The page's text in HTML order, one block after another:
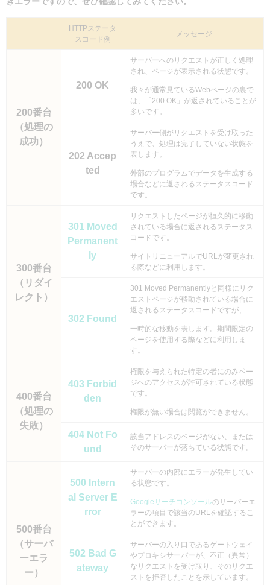
HTTPステータ
スコード例
メッセージ
200番台
（処理の
成功）
200 OK
サーバーへのリクエストが正しく処理
され、ページが表示される状態です。
我々が通常見ているWebページの裏で
は、「200 OK」が返されていることが
多いです。
202 Accep
ted
サーバー側がリクエストを受け取った
うえで、処理は完了していない状態を
表します。
外部のプログラムでデータを生成する
場合などに返されるステータスコード
です。
300番台
（リダイ
レクト）
301 Moved
Permanent
ly
リクエストしたページが恒久的に移動
されている場合に返されるステータス
コードです。
サイトリニューアルでURLが変更され
る際などに利用します。
302 Found
301 Moved Permanentlyと同様にリク
エストページが移動されている場合に
返されるステータスコードですが、
一時的な移動を表します。期間限定の
ページを使用する際などに利用しま
す。
400番台
（処理の
失敗）
403 Forbid
den
権限を与えられた特定の者にのみペー
ジへのアクセスが許可されている状態
です。
権限が無い場合は閲覧ができません。
404 Not Fo
und
該当アドレスのページがない、または
そのサーバーが落ちている状態です。
500番台
（サーバ
ーエラ
ー）
500 Intern
al Server E
rror
サーバーの内部にエラーが発生してい
る状態です。
Googleサーチコンソールのサーバーエ
ラーの項目で該当のURLを確認するこ
とができます。
502 Bad G
ateway
サーバーの入り口であるゲートウェイ
やプロキシサーバーが、不正（異常）
なリクエストを受け取り、そのリクエ
ストを拒否したことを示しています。